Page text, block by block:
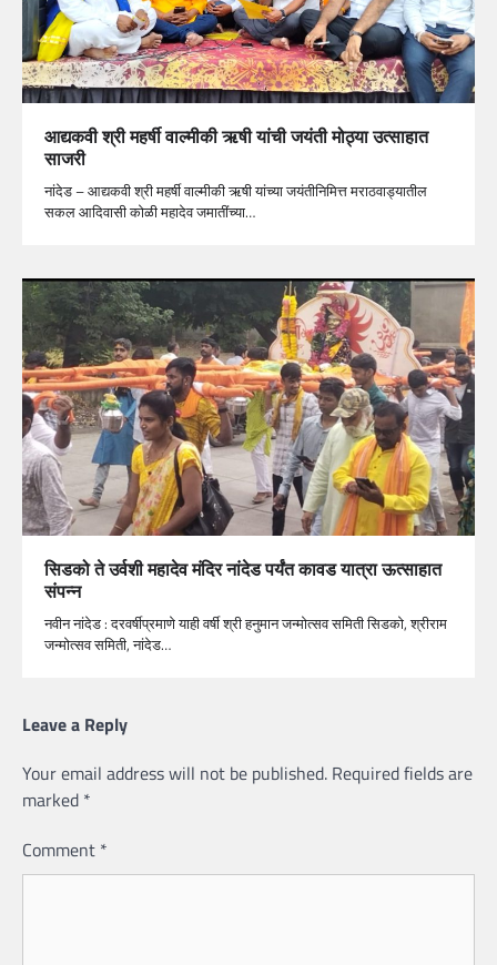
आद्यकवी श्री महर्षी वाल्मीकी ऋषी यांची जयंती मोठ्या उत्साहात
साजरी
नांदेड – आद्यकवी श्री महर्षी वाल्मीकी ऋषी यांच्या जयंतीनिमित्त मराठवाड्यातील
सकल आदिवासी कोळी महादेव जमातींच्या…
सिडको ते उर्वशी महादेव मंदिर नांदेड पर्यंत कावड यात्रा ऊत्साहात
संपन्न
नवीन नांदेड : दरवर्षीप्रमाणे याही वर्षी श्री हनुमान जन्मोत्सव समिती सिडको, श्रीराम
जन्मोत्सव समिती, नांदेड…
Leave a Reply
Your email address will not be published. Required fields are
marked *
Comment *